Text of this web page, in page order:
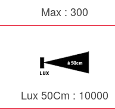
Max : 300
Lux 50Cm : 10000